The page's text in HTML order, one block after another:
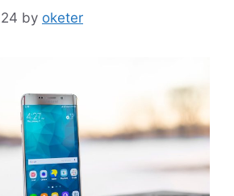
by oketer